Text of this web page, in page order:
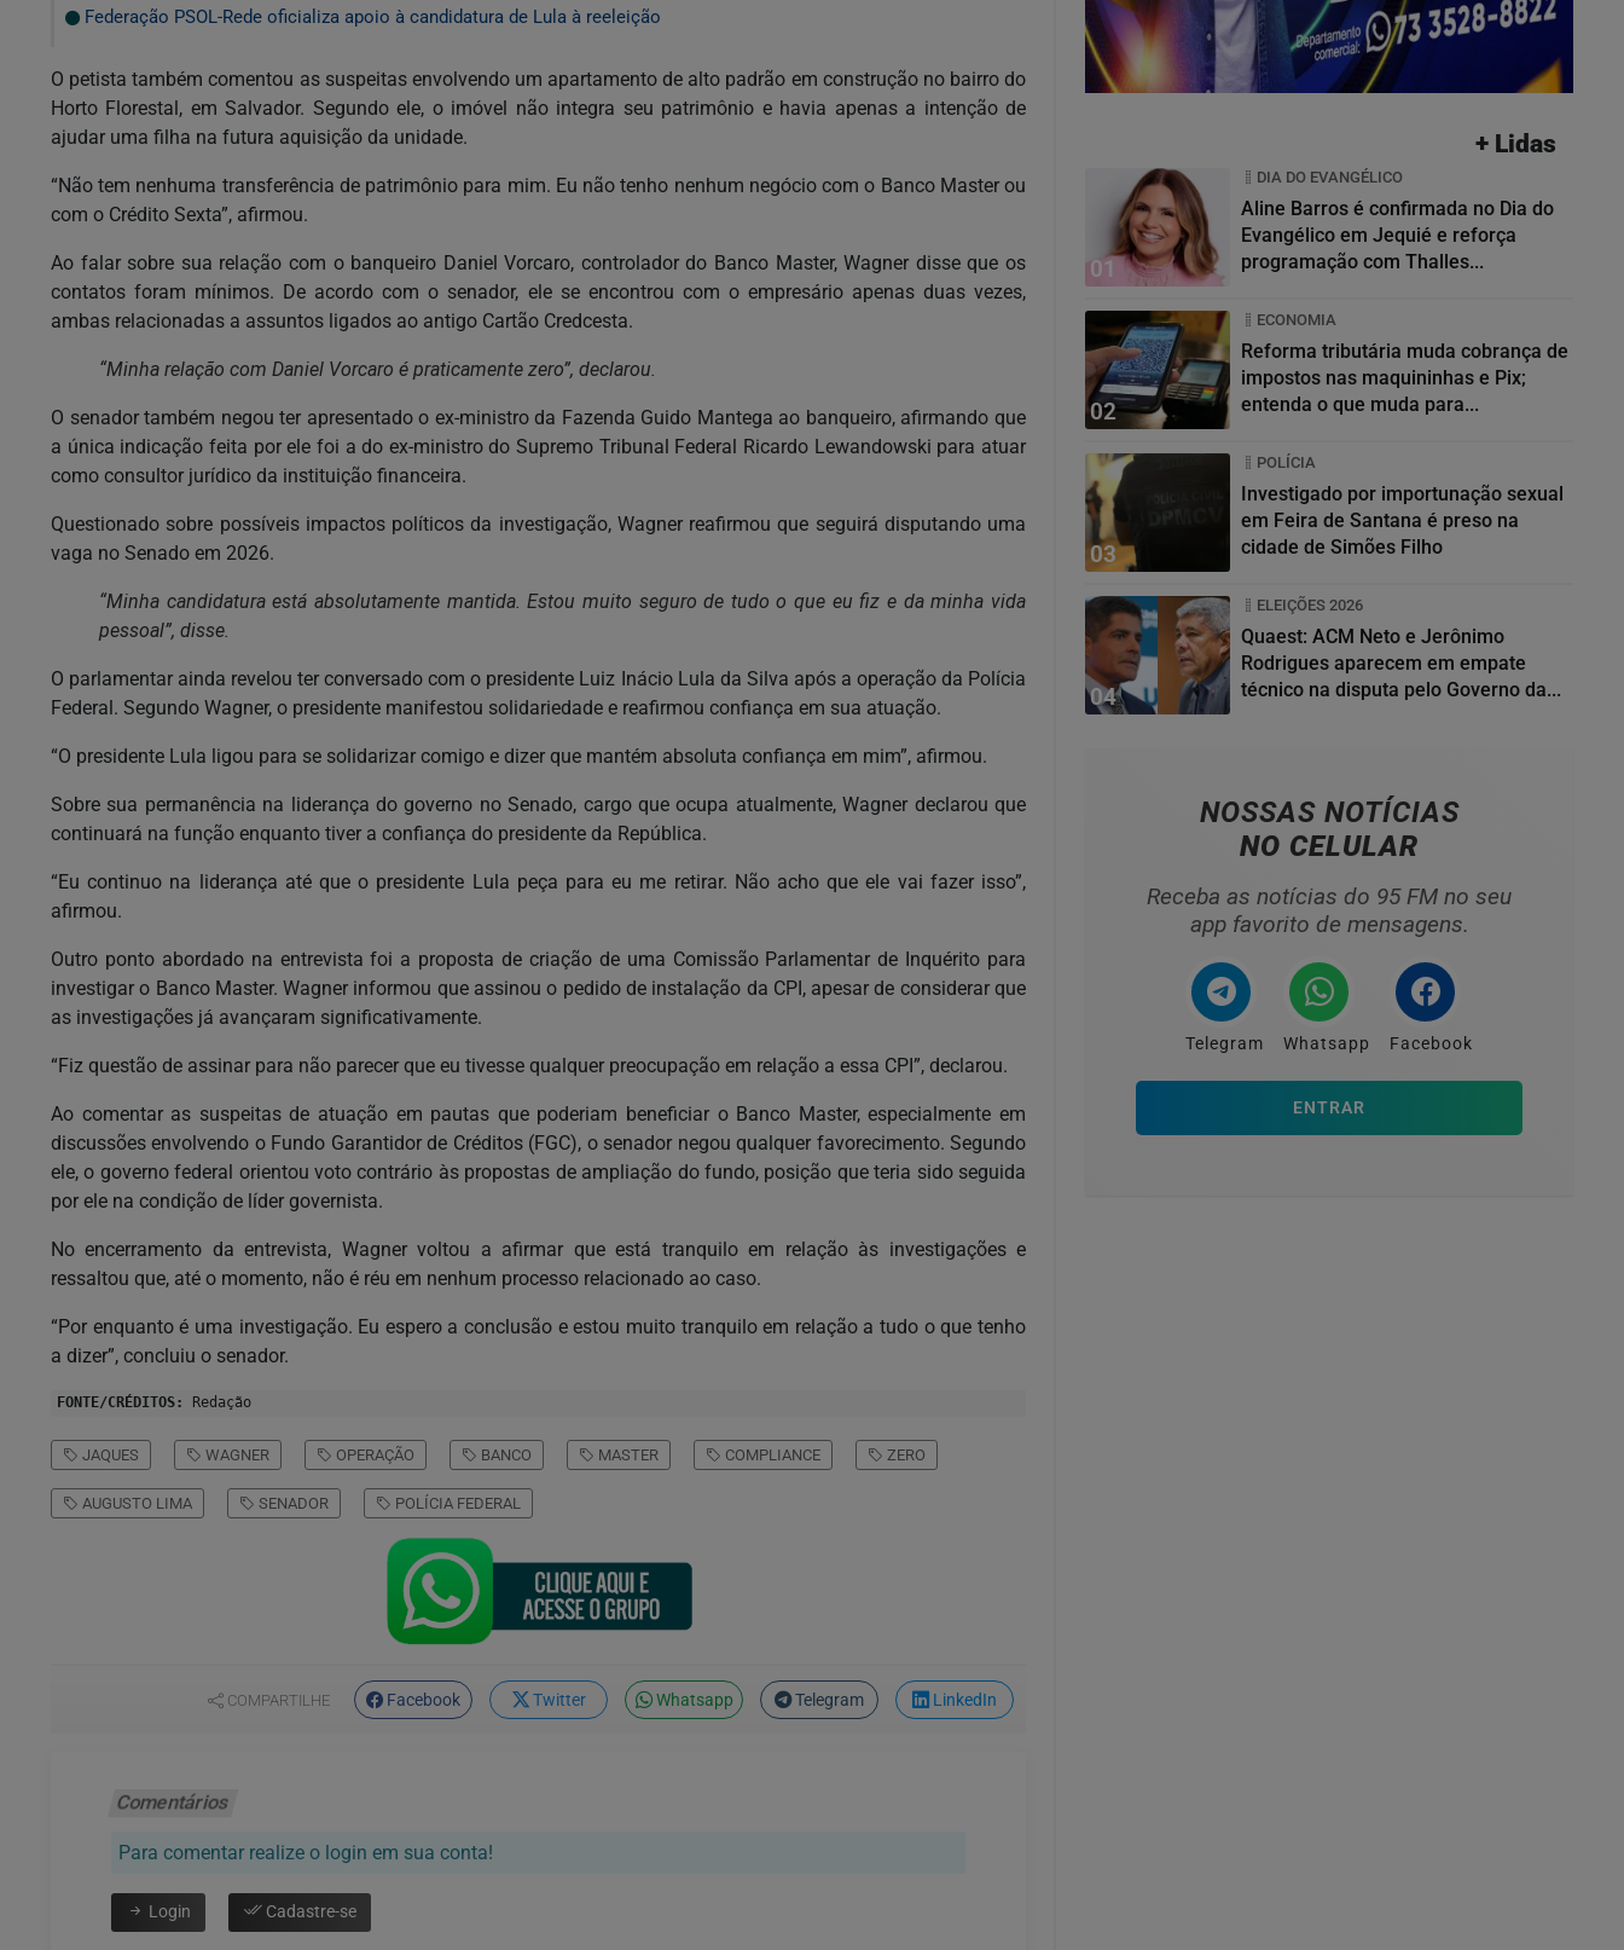
Federação PSOL-Rede oficializa apoio à candidatura de Lula à reeleição
O petista também comentou as suspeitas envolvendo um apartamento de alto padrão em construção no bairro do
Horto Florestal, em Salvador. Segundo ele, o imóvel não integra seu patrimônio e havia apenas a intenção de
ajudar uma filha na futura aquisição da unidade.
“Não tem nenhuma transferência de patrimônio para mim. Eu não tenho nenhum negócio com o Banco Master ou
com o Crédito Sexta”, afirmou.
Ao falar sobre sua relação com o banqueiro Daniel Vorcaro, controlador do Banco Master, Wagner disse que os
contatos foram mínimos. De acordo com o senador, ele se encontrou com o empresário apenas duas vezes,
ambas relacionadas a assuntos ligados ao antigo Cartão Credcesta.
“Minha relação com Daniel Vorcaro é praticamente zero”, declarou.
O senador também negou ter apresentado o ex-ministro da Fazenda Guido Mantega ao banqueiro, afirmando que
a única indicação feita por ele foi a do ex-ministro do Supremo Tribunal Federal Ricardo Lewandowski para atuar
como consultor jurídico da instituição financeira.
Questionado sobre possíveis impactos políticos da investigação, Wagner reafirmou que seguirá disputando uma
vaga no Senado em 2026.
“Minha candidatura está absolutamente mantida. Estou muito seguro de tudo o que eu fiz e da minha vida
pessoal”, disse.
O parlamentar ainda revelou ter conversado com o presidente Luiz Inácio Lula da Silva após a operação da Polícia
Federal. Segundo Wagner, o presidente manifestou solidariedade e reafirmou confiança em sua atuação.
“O presidente Lula ligou para se solidarizar comigo e dizer que mantém absoluta confiança em mim”, afirmou.
Sobre sua permanência na liderança do governo no Senado, cargo que ocupa atualmente, Wagner declarou que
continuará na função enquanto tiver a confiança do presidente da República.
“Eu continuo na liderança até que o presidente Lula peça para eu me retirar. Não acho que ele vai fazer isso”,
afirmou.
Outro ponto abordado na entrevista foi a proposta de criação de uma Comissão Parlamentar de Inquérito para
investigar o Banco Master. Wagner informou que assinou o pedido de instalação da CPI, apesar de considerar que
as investigações já avançaram significativamente.
“Fiz questão de assinar para não parecer que eu tivesse qualquer preocupação em relação a essa CPI”, declarou.
Ao comentar as suspeitas de atuação em pautas que poderiam beneficiar o Banco Master, especialmente em
discussões envolvendo o Fundo Garantidor de Créditos (FGC), o senador negou qualquer favorecimento. Segundo
ele, o governo federal orientou voto contrário às propostas de ampliação do fundo, posição que teria sido seguida
por ele na condição de líder governista.
No encerramento da entrevista, Wagner voltou a afirmar que está tranquilo em relação às investigações e
ressaltou que, até o momento, não é réu em nenhum processo relacionado ao caso.
“Por enquanto é uma investigação. Eu espero a conclusão e estou muito tranquilo em relação a tudo o que tenho
a dizer”, concluiu o senador.
FONTE/CRÉDITOS: Redação
JAQUES WAGNER OPERAÇÃO BANCO MASTER COMPLIANCE ZERO
AUGUSTO LIMA SENADOR POLÍCIA FEDERAL
COMPARTILHE Facebook Twitter Whatsapp Telegram LinkedIn
Comentários
Para comentar realize o login em sua conta!
Login Cadastre-se
+ Lidas
01
DIA DO EVANGÉLICO
Aline Barros é confirmada no Dia do
Evangélico em Jequié e reforça
programação com Thalles...
02
ECONOMIA
Reforma tributária muda cobrança de
impostos nas maquininhas e Pix;
entenda o que muda para...
03
POLÍCIA
Investigado por importunação sexual
em Feira de Santana é preso na
cidade de Simões Filho
04
ELEIÇÕES 2026
Quaest: ACM Neto e Jerônimo
Rodrigues aparecem em empate
técnico na disputa pelo Governo da...
NOSSAS NOTÍCIAS
NO CELULAR
Receba as notícias do 95 FM no seu
app favorito de mensagens.
Telegram Whatsapp Facebook
ENTRAR